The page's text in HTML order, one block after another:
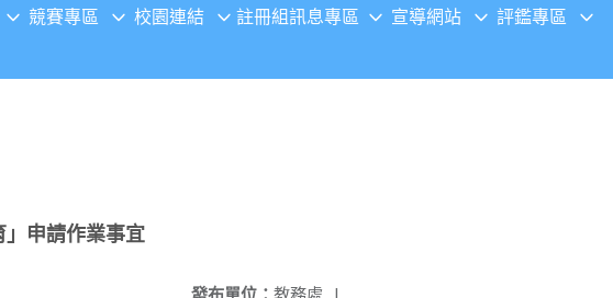
競賽專區 校園連結 註冊組訊息專區 宣導網站 評鑑專區
申請作業事宜